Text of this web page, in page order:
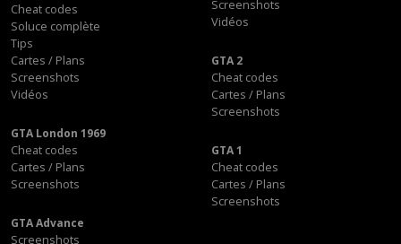
Screenshots
Vidéos
Cheat codes
Soluce complète
Tips
Cartes / Plans
Screenshots
Vidéos
GTA 2
Cheat codes
Cartes / Plans
Screenshots
GTA London 1969
Cheat codes
Cartes / Plans
Screenshots
GTA 1
Cheat codes
Cartes / Plans
Screenshots
GTA Advance
Screenshots